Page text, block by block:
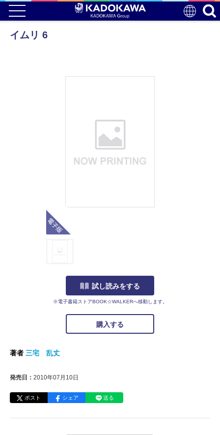
イムリ 6
試し読みをする
※電子書籍ストアBOOK☆WALKERへ移動します。
購入する
著者 三宅 乱丈
発売日： 2010年07月10日
ポスト シェア 送る